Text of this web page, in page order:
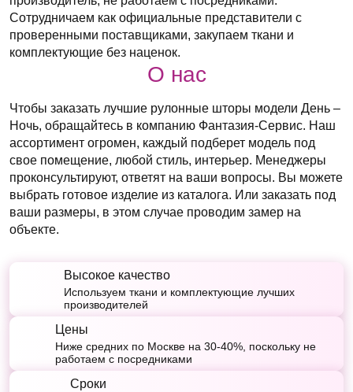
Сотрудничаем как официальные представители с
проверенными поставщиками, закупаем ткани и
комплектующие без наценок.
О нас
Чтобы заказать лучшие рулонные шторы модели День –
Ночь, обращайтесь в компанию Фантазия-Сервис. Наш
ассортимент огромен, каждый подберет модель под
свое помещение, любой стиль, интерьер. Менеджеры
проконсультируют, ответят на ваши вопросы. Вы можете
выбрать готовое изделие из каталога. Или заказать под
ваши размеры, в этом случае проводим замер на
объекте.
Высокое качество
Используем ткани и комплектующие лучших
производителей
Цены
Ниже средних по Москве на 30-40%, поскольку не
работаем с посредниками
Сроки